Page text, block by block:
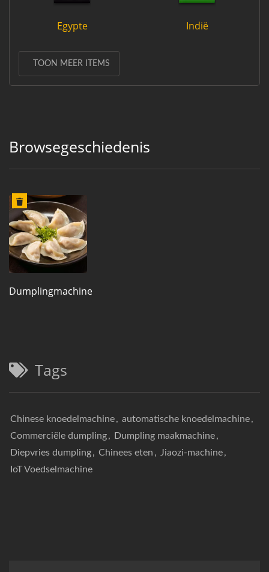
Egypte Indië
TOON MEER ITEMS
Browsegeschiedenis
Dumplingmachine
Tags
Chinese knoedelmachine, automatische knoedelmachine,
Commerciële dumpling, Dumpling maakmachine,
Diepvries dumpling, Chinees eten , Jiaozi-machine,
IoT Voedselmachine